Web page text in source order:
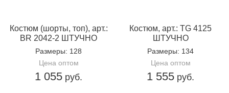
Костюм (шорты, топ), арт.:
BR 2042-2 ШТУЧНО
Размеры: 128
Цена оптом
1 055 руб.
Костюм, арт.: TG 4125
ШТУЧНО
Размеры: 134
Цена оптом
1 555 руб.